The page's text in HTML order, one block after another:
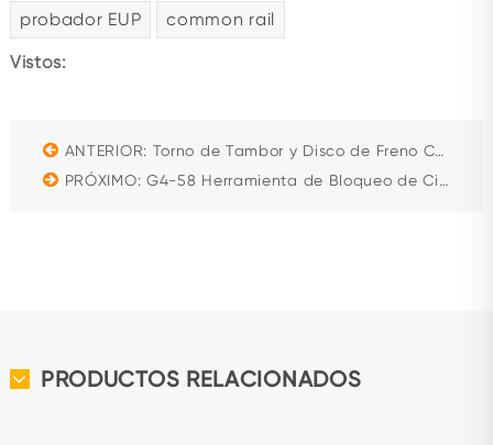
probador EUP common rail
Vistos:
ANTERIOR: Torno de Tambor y Disco de Freno C45C
PRÓXIMO: G4-58 Herramienta de Bloqueo de Cilindro de Bomba CAT 320D - Herramienta de Servicio de Bomba de Inyección Diésel
PRODUCTOS RELACIONADOS